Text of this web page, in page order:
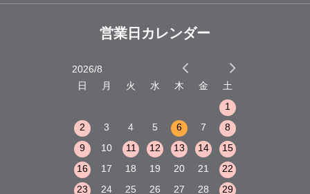
営業日カレンダー
2026/8
日
月 火 水 木 金
土
1
2
3 4 5 6 7
8
9
10 11 12 13 14
15
16
17 18 19 20 21
22
23
24 25 26 27 28
29